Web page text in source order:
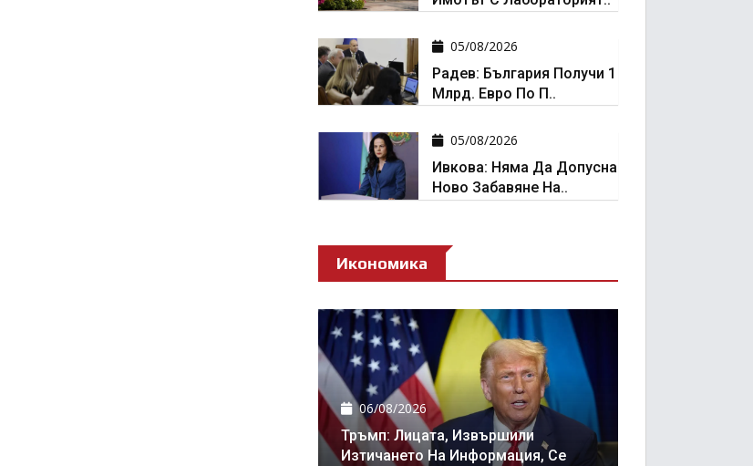
05/08/2026
Радев: България Получи 1
Млрд. Евро По П..
05/08/2026
Ивкова: Няма Да Допусна
Ново Забавяне На..
Икономика
06/08/2026
Тръмп: Лицата, Извършили
Изтичането На Информация, Се